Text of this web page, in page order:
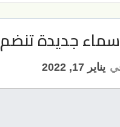
جديدة
يناير 17, 2022